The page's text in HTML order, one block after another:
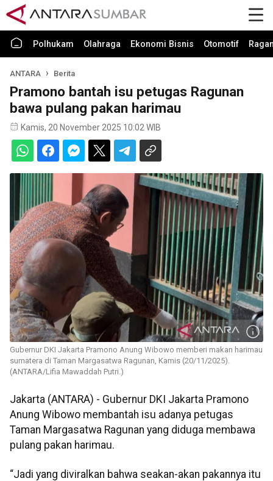
Polhukam Olahraga Ekonomi Bisnis Otomotif
ANTARA Berita
Pramono bantah isu petugas Ragunan
bawa pulang pakan harimau
Kamis, 20 November 2025 10:02 WIB
Gubernur DKI Jakarta Pramono Anung Wibowo memberi makan harimau
sumatera di Taman Margasatwa Ragunan, Kamis (20/11/2025).
(ANTARA/Lifia Mawaddah Putri.)
Jakarta (ANTARA) - Gubernur DKI Jakarta Pramono
Anung Wibowo membantah isu adanya petugas
Taman Margasatwa Ragunan yang diduga membawa
pulang pakan harimau.
“Jadi yang diviralkan bahwa seakan-akan pakannya itu